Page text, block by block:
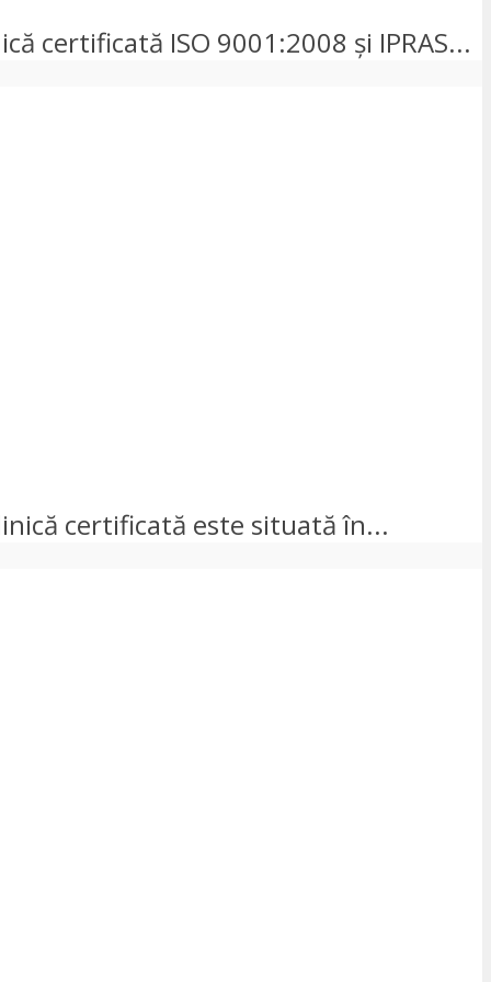
certificată ISO 9001:2008 și IPRAS...
certificată este situată în...